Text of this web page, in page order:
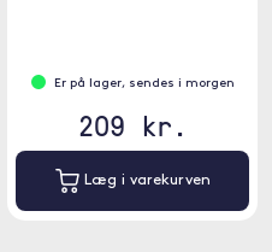
Er på lager, sendes i morgen
209 kr.
Læg i varekurven